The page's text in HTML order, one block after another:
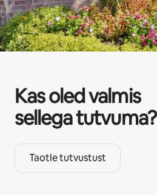
Kas oled valmis
sellega tutvuma?
Taotle tutvustust